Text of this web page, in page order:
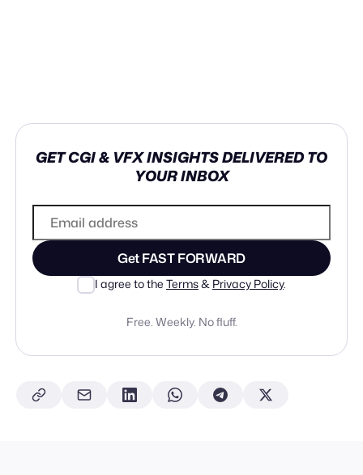
GET CGI & VFX INSIGHTS DELIVERED TO
YOUR INBOX
Get FAST FORWARD
I agree to the Terms& Privacy Policy.
Free. Weekly. No fluff.